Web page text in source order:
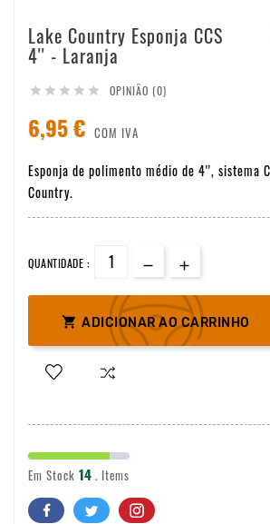
Lake Country Esponja CCS
4'' - Laranja
     OPINIÃO (0)
6,95 € COM IVA
Esponja de polimento médio de 4'', sistema
Country.
QUANTIDADE :
 ADICIONAR AO CARRINHO
Em Stock 14 . Items